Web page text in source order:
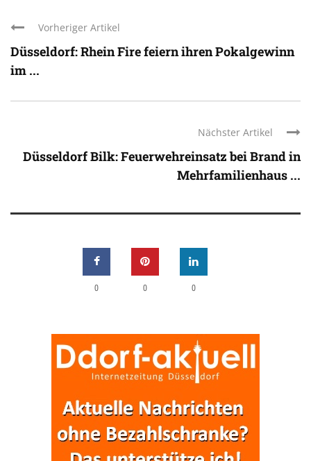
Vorheriger Artikel
Düsseldorf: Rhein Fire feiern ihren Pokalgewinn
im ...
Nächster Artikel
Düsseldorf Bilk: Feuerwehreinsatz bei Brand in
Mehrfamilienhaus ...
0 0 0